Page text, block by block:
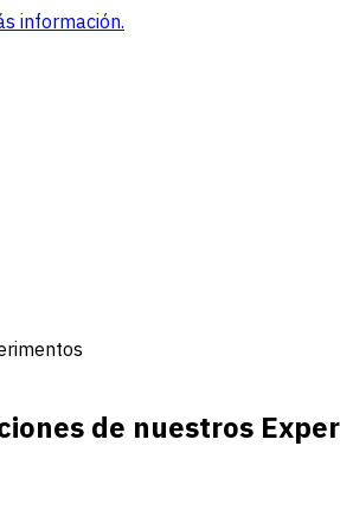
información.
de nuestros